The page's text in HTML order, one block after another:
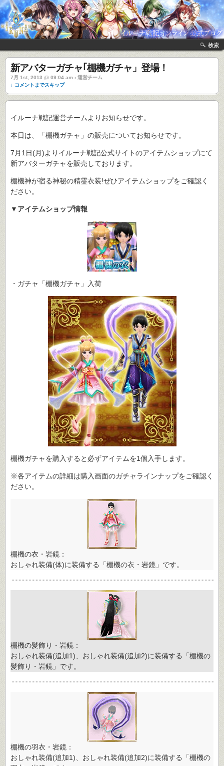
検索
新アバターガチャ｢棚機ガチャ」登場！
7月 1st, 2013 @ 09:04 am › 運営チーム
↓ コメントまでスキップ
イルーナ戦記運営チームよりお知らせです。
本日は、「棚機ガチャ」の販売についてお知らせです。
7月1日(月)よりイルーナ戦記公式サイトのアイテムショップにて
新アバターガチャを販売しております。
棚機神が宿る神秘の精霊衣装!ぜひアイテムショップをご確認く
ださい。
▼アイテムショップ情報
・ガチャ「棚機ガチャ」入荷
棚機ガチャを購入すると必ずアイテムを1個入手します。
※各アイテムの詳細は購入画面のガチャラインナップをご確認く
ださい。
棚機の衣・岩鏡：
おしゃれ装備(体)に装備する「棚機の衣・岩鏡」です。
棚機の髪飾り・岩鏡：
おしゃれ装備(追加1)、おしゃれ装備(追加2)に装備する「棚機の
髪飾り・岩鏡」です。
棚機の羽衣・岩鏡：
おしゃれ装備(追加1)、おしゃれ装備(追加2)に装備する「棚機の